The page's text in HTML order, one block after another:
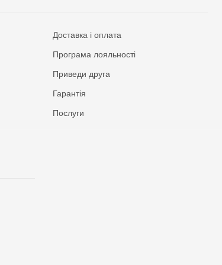
Доставка і оплата
Програма лояльності
Приведи друга
Гарантія
Послуги